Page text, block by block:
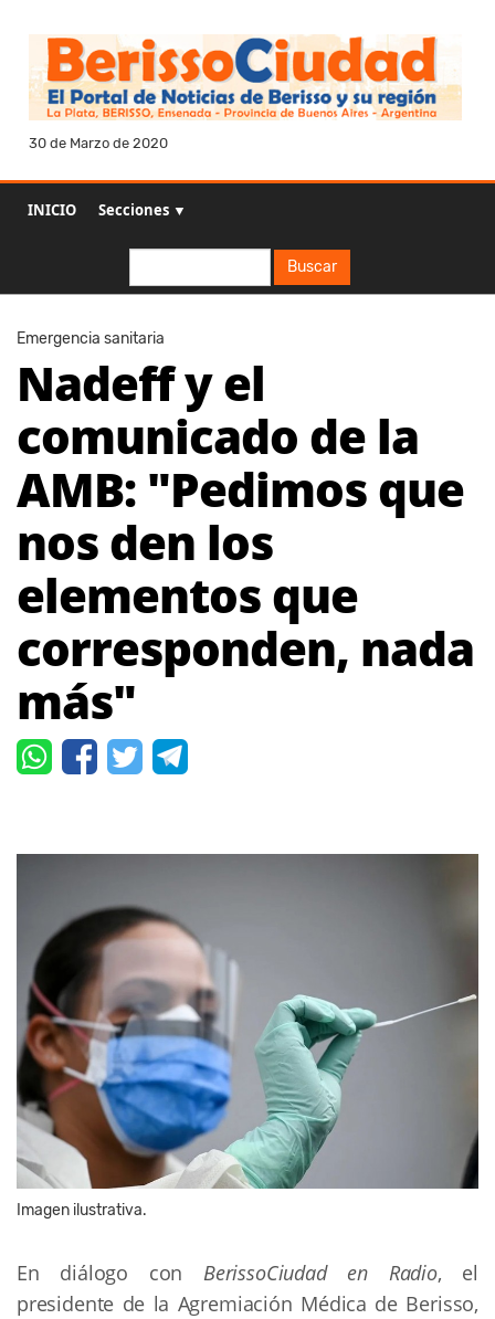
30 de Marzo de 2020
INICIO Secciones ▼
Buscar
Emergencia sanitaria
Nadeff y el
comunicado de la
AMB: "Pedimos que
nos den los
elementos que
corresponden, nada
más"
Imagen ilustrativa.
En diálogo con BerissoCiudad en Radio, el
presidente de la Agremiación Médica de Berisso,